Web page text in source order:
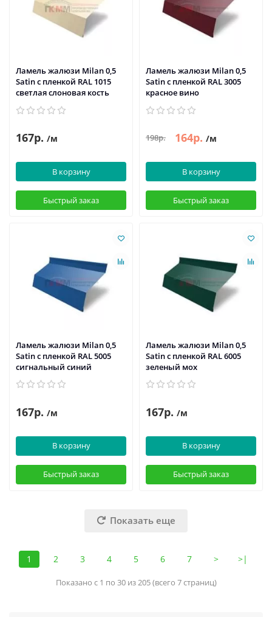
Ламель жалюзи Milan 0,5
Satin с пленкой RAL 1015
светлая слоновая кость
167р. /м
В корзину
Быстрый заказ
Ламель жалюзи Milan 0,5
Satin с пленкой RAL 3005
красное вино
198р. 164р. /м
В корзину
Быстрый заказ
Ламель жалюзи Milan 0,5
Satin с пленкой RAL 5005
сигнальный синий
167р. /м
В корзину
Быстрый заказ
Ламель жалюзи Milan 0,5
Satin с пленкой RAL 6005
зеленый мох
167р. /м
В корзину
Быстрый заказ
Показать еще
1 2 3 4 5 6 7 > >|
Показано с 1 по 30 из 205 (всего 7 страниц)